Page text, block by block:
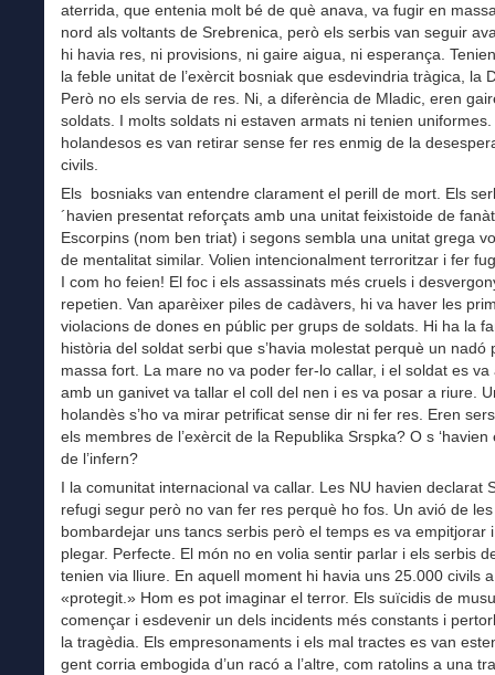
aterrida, que entenia molt bé de què anava, va fugir en
nord als voltants de Srebrenica, però els serbis van seguir
hi havia res, ni provisions, ni gaire aigua, ni esperança.
la feble unitat de l’exèrcit bosniak que esdevindria tràgica, la
Però no els servia de res. Ni, a diferència de Mladic, eren
soldats. I molts soldats ni estaven armats ni tenien uniformes.
holandesos es van retirar sense fer res enmig de la
civils.
Els bosniaks van entendre clarament el perill de mort. Els
´havien presentat reforçats amb una unitat feixistoide de
Escorpins (nom ben triat) i segons sembla una unitat grega
de mentalitat similar. Volien intencionalment terroritzar i fer
I com ho feien! El foc i els assassinats més cruels i
repetien. Van aparèixer piles de cadàvers, hi va haver les
violacions de dones en públic per grups de soldats. Hi ha la
història del soldat serbi que s’havia molestat perquè un nadó
massa fort. La mare no va poder fer-lo callar, i el soldat es va
amb un ganivet va tallar el coll del nen i es va posar a riure.
holandès s’ho va mirar petrificat sense dir ni fer res. Eren
els membres de l’exèrcit de la Republika Srspka? O s ‘havien
de l’infern?
I la comunitat internacional va callar. Les NU havien declarat
refugi segur però no van fer res perquè ho fos. Un avió de
bombardejar uns tancs serbis però el temps es va empitjorar
plegar. Perfecte. El món no en volia sentir parlar i els serbis
tenien via lliure. En aquell moment hi havia uns 25.000 civils a
«protegit.» Hom es pot imaginar el terror. Els suïcidis de
començar i esdevenir un dels incidents més constants i
la tragèdia. Els empresonaments i els mal tractes es van
gent corria embogida d’un racó a l’altre, com ratolins a una